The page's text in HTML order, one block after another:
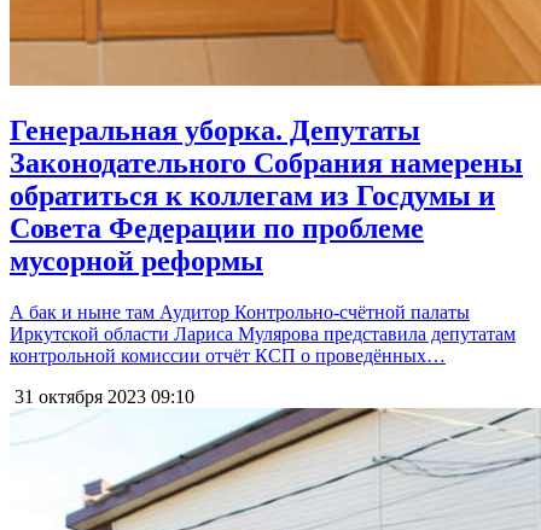
Генеральная уборка. Депутаты
Законодательного Собрания намерены
обратиться к коллегам из Госдумы и
Совета Федерации по проблеме
мусорной реформы
А бак и ныне там Аудитор Контрольно-счётной палаты
Иркутской области Лариса Мулярова представила депутатам
контрольной комиссии отчёт КСП о проведённых…
31 октября 2023 09:10